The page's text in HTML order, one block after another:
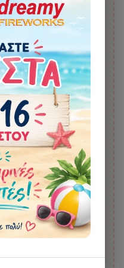
Μπαλόνι Foil 38" Χιονονιφάδα
Διάφανη
10,00 €
15,00 €